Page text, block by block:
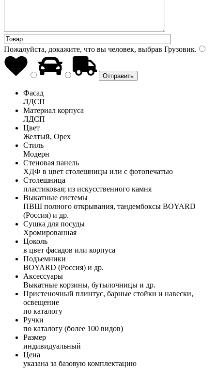
Пожалуйста, докажите, что вы человек, выбрав Грузовик.
Фасад
ЛДСП
Материал корпуса
ЛДСП
Цвет
Желтый, Орех
Стиль
Модерн
Стеновая панель
ХДФ в цвет столешницы или с фотопечатью
Столешница
пластиковая; из искусственного камня
Выкатные системы
ПВШ полного открывания, тандембоксы BOYARD
(Россия) и др.
Сушка для посуды
Хромированная
Цоколь
в цвет фасадов или корпуса
Подъемники
BOYARD (Россия) и др.
Аксессуары
Выкатные корзины, бутылочницы и др.
Пристеночный плинтус, барные стойки и навески,
освещение
по каталогу
Ручки
по каталогу (более 100 видов)
Размер
индивидуальный
Цена
указана за базовую комплектацию